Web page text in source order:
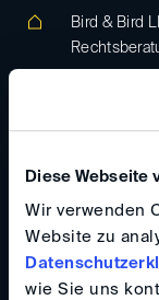
Diese Webseite
Wir verwenden
Website zu
wie Sie uns
Bird & Bird
0049 1517